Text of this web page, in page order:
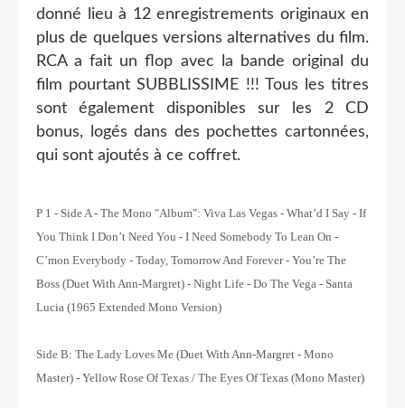
donné lieu à 12 enregistrements originaux en
plus de quelques versions alternatives du film.
RCA a fait un flop avec la bande original du
film pourtant SUBBLISSIME !!! Tous les titres
sont également disponibles sur les 2 CD
bonus, logés dans des pochettes cartonnées,
qui sont ajoutés à ce coffret.
P 1 - Side A - The Mono "Album": Viva Las Vegas - What’d I Say - If
You Think I Don’t Need You - I Need Somebody To Lean On -
C’mon Everybody - Today, Tomorrow And Forever - You’re The
Boss (Duet With Ann-Margret) - Night Life - Do The Vega - Santa
Lucia (1965 Extended Mono Version)
Side B: The Lady Loves Me (Duet With Ann-Margret - Mono
Master) - Yellow Rose Of Texas / The Eyes Of Texas (Mono Master)